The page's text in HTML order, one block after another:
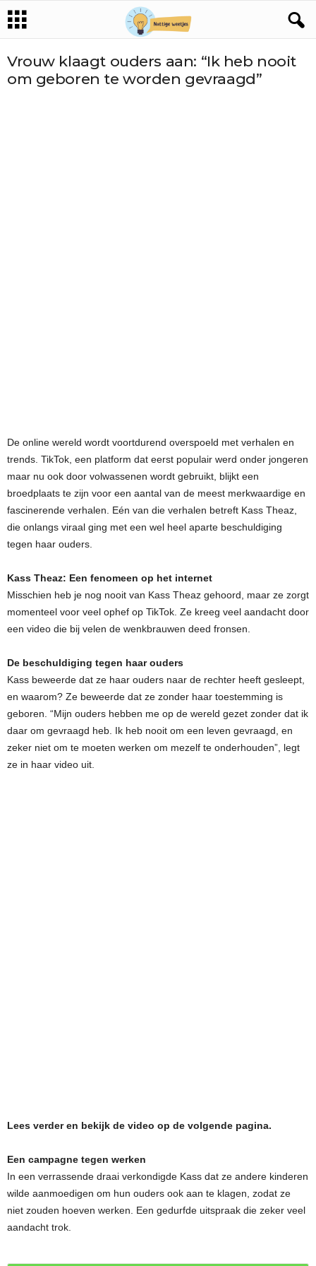
Vrouw klaagt ouders aan: “Ik heb nooit
om geboren te worden gevraagd”
De online wereld wordt voortdurend overspoeld met verhalen en
trends. TikTok, een platform dat eerst populair werd onder jongeren
maar nu ook door volwassenen wordt gebruikt, blijkt een
broedplaats te zijn voor een aantal van de meest merkwaardige en
fascinerende verhalen. Eén van die verhalen betreft Kass Theaz,
die onlangs viraal ging met een wel heel aparte beschuldiging
tegen haar ouders.
Kass Theaz: Een fenomeen op het internet
Misschien heb je nog nooit van Kass Theaz gehoord, maar ze zorgt
momenteel voor veel ophef op TikTok. Ze kreeg veel aandacht door
een video die bij velen de wenkbrauwen deed fronsen.
De beschuldiging tegen haar ouders
Kass beweerde dat ze haar ouders naar de rechter heeft gesleept,
en waarom? Ze beweerde dat ze zonder haar toestemming is
geboren. “Mijn ouders hebben me op de wereld gezet zonder dat ik
daar om gevraagd heb. Ik heb nooit om een leven gevraagd, en
zeker niet om te moeten werken om mezelf te onderhouden”, legt
ze in haar video uit.
Lees verder en bekijk de video op de volgende pagina.
Een campagne tegen werken
In een verrassende draai verkondigde Kass dat ze andere kinderen
wilde aanmoedigen om hun ouders ook aan te klagen, zodat ze
niet zouden hoeven werken. Een gedurfde uitspraak die zeker veel
aandacht trok.